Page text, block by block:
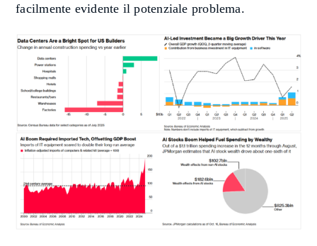
facilmente evidente il potenziale problema.